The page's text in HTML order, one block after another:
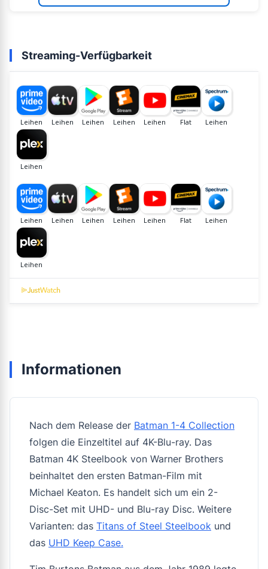
Streaming-Verfügbarkeit
Informationen
Nach dem Release der Batman 1-4 Collection
folgen die Einzeltitel auf 4K-Blu-ray. Das
Batman 4K Steelbook von Warner Brothers
beinhaltet den ersten Batman-Film mit
Michael Keaton. Es handelt sich um ein 2-
Disc-Set mit UHD- und Blu-ray Disc. Weitere
Varianten: das Titans of Steel Steelbook und
das UHD Keep Case.